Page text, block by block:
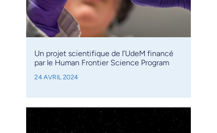
Un projet scientifique de l’UdeM financé
par le Human Frontier Science Program
24 AVRIL 2024